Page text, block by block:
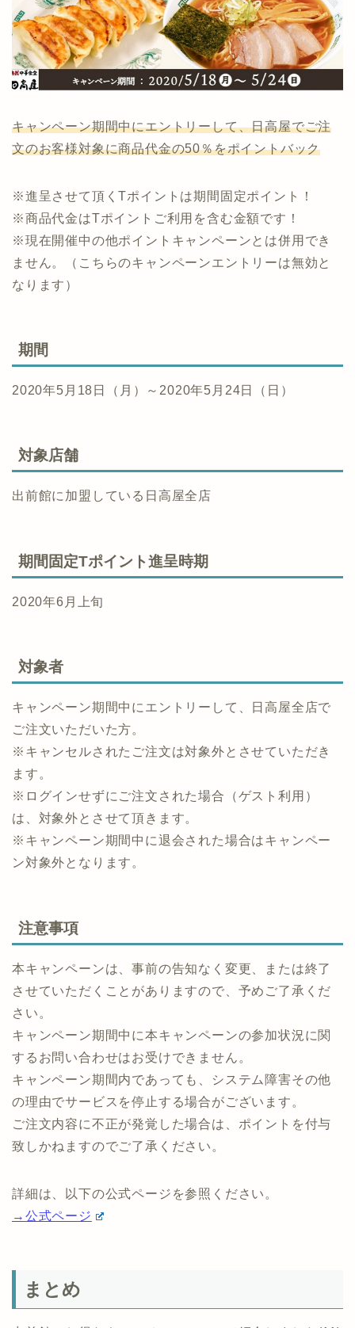
キャンペーン期間中にエントリーして、日高屋でご注
文のお客様対象に商品代金の50％をポイントバック
※進呈させて頂くTポイントは期間固定ポイント！
※商品代金はTポイントご利用を含む金額です！
※現在開催中の他ポイントキャンペーンとは併用でき
ません。（こちらのキャンペーンエントリーは無効と
なります）
期間
2020年5月18日（月）～2020年5月24日（日）
対象店舗
出前館に加盟している日高屋全店
期間固定Tポイント進呈時期
2020年6月上旬
対象者
キャンペーン期間中にエントリーして、日高屋全店で
ご注文いただいた方。
※キャンセルされたご注文は対象外とさせていただき
ます。
※ログインせずにご注文された場合（ゲスト利用）
は、対象外とさせて頂きます。
※キャンペーン期間中に退会された場合はキャンペー
ン対象外となります。
注意事項
本キャンペーンは、事前の告知なく変更、または終了
させていただくことがありますので、予めご了承くだ
さい。
キャンペーン期間中に本キャンペーンの参加状況に関
するお問い合わせはお受けできません。
キャンペーン期間内であっても、システム障害その他
の理由でサービスを停止する場合がございます。
ご注文内容に不正が発覚した場合は、ポイントを付与
致しかねますのでご了承ください。
詳細は、以下の公式ページを参照ください。
→公式ページ
まとめ